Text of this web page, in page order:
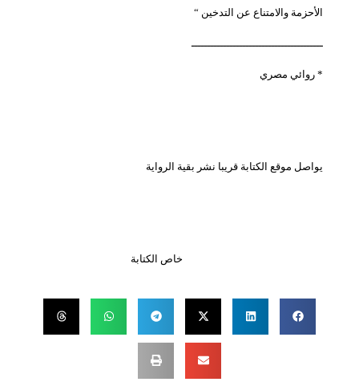
الأحزمة والامتناع عن التدخين “
ـــــــــــــــــــــــــــــــــــــــــ
* روائي مصري
يواصل موقع الكتابة قريبا نشر بقية الرواية
خاص الكتابة